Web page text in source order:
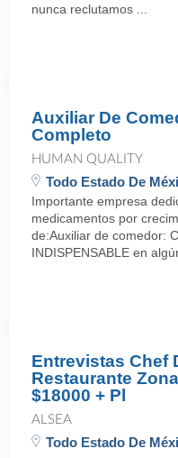
nunca reclutamos ...
Auxiliar De
Completo
HUMAN QUALITY
Todo Estado De
Importante empresa
medicamentos por
de:Auxiliar de comedor:
INDISPENSABLE en
Entrevistas Chef
Restaurante
$18000 + Pl
ALSEA
Todo Estado De